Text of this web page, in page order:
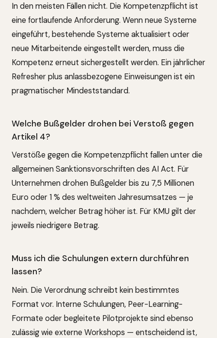
In den meisten Fällen nicht. Die Kompetenzpflicht ist
eine fortlaufende Anforderung. Wenn neue Systeme
eingeführt, bestehende Systeme aktualisiert oder
neue Mitarbeitende eingestellt werden, muss die
Kompetenz erneut sichergestellt werden. Ein jährlicher
Refresher plus anlassbezogene Einweisungen ist ein
pragmatischer Mindeststandard.
Welche Bußgelder drohen bei Verstoß gegen
Artikel 4?
Verstöße gegen die Kompetenzpflicht fallen unter die
allgemeinen Sanktionsvorschriften des AI Act. Für
Unternehmen drohen Bußgelder bis zu 7,5 Millionen
Euro oder 1 % des weltweiten Jahresumsatzes — je
nachdem, welcher Betrag höher ist. Für KMU gilt der
jeweils niedrigere Betrag.
Muss ich die Schulungen extern durchführen
lassen?
Nein. Die Verordnung schreibt kein bestimmtes
Format vor. Interne Schulungen, Peer-Learning-
Formate oder begleitete Pilotprojekte sind ebenso
zulässig wie externe Workshops — entscheidend ist,